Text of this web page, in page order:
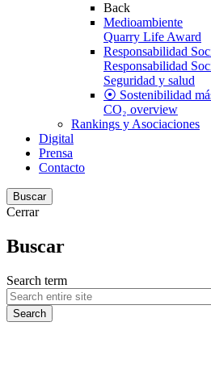
Back
Medioambiente
Quarry Life Award
Responsabilidad
Responsabilidad
Seguridad y salud
⦿ Sostenibilidad
CO₂ overview
Rankings y Asociaciones
Digital
Prensa
Contacto
Buscar
Cerrar
Buscar
Search term